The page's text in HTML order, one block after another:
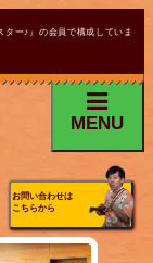
ー♪』の会員で構成していま
MENU
お問い合わせは
こちらから